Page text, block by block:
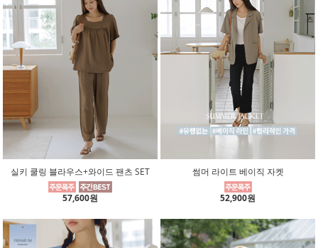
실키 쿨링 블라우스+와이드 팬츠 SET
57,600원
썸머 라이트 베이직 자켓
52,900원